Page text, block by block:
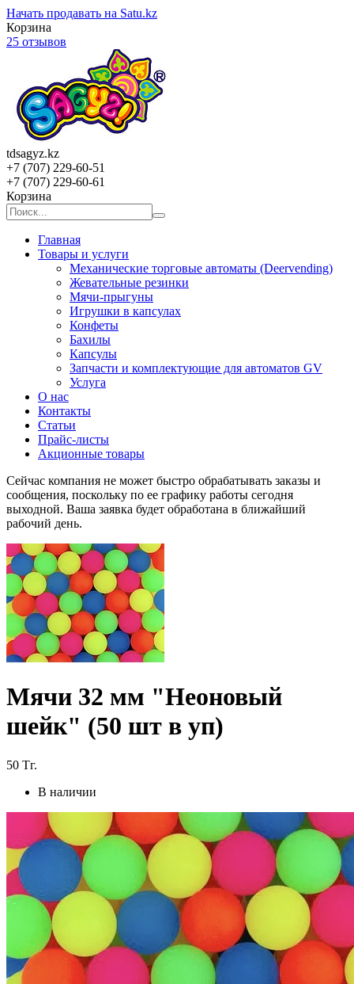
Начать продавать на Satu.kz
Корзина
25 отзывов
tdsagyz.kz
+7 (707) 229-60-51
+7 (707) 229-60-61
Корзина
Главная
Товары и услуги
Механические торговые автоматы (Deervending)
Жевательные резинки
Мячи-прыгуны
Игрушки в капсулах
Конфеты
Бахилы
Капсулы
Запчасти и комплектующие для автоматов GV
Услуга
О нас
Контакты
Статьи
Прайс-листы
Акционные товары
Сейчас компания не может быстро обрабатывать заказы и
сообщения, поскольку по ее графику работы сегодня
выходной. Ваша заявка будет обработана в ближайший
рабочий день.
Мячи 32 мм "Неоновый
шейк" (50 шт в уп)
50 Тг.
В наличии